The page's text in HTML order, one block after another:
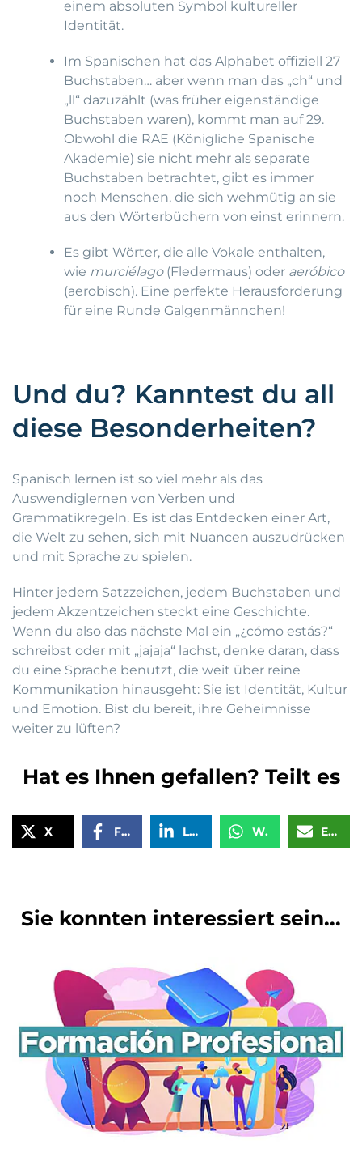
einem absoluten Symbol kultureller
Identität.
Im Spanischen hat das Alphabet offiziell 27
Buchstaben… aber wenn man das „ch“ und
„ll“ dazuzählt (was früher eigenständige
Buchstaben waren), kommt man auf 29.
Obwohl die RAE (Königliche Spanische
Akademie) sie nicht mehr als separate
Buchstaben betrachtet, gibt es immer
noch Menschen, die sich wehmütig an sie
aus den Wörterbüchern von einst erinnern.
Es gibt Wörter, die alle Vokale enthalten,
wie murciélago(Fledermaus) oder aeróbico
(aerobisch). Eine perfekte Herausforderung
für eine Runde Galgenmännchen!
Und du? Kanntest du all
diese Besonderheiten?
Spanisch lernen ist so viel mehr als das
Auswendiglernen von Verben und
Grammatikregeln. Es ist das Entdecken einer Art,
die Welt zu sehen, sich mit Nuancen auszudrücken
und mit Sprache zu spielen.
Hinter jedem Satzzeichen, jedem Buchstaben und
jedem Akzentzeichen steckt eine Geschichte.
Wenn du also das nächste Mal ein „¿cómo estás?“
schreibst oder mit „jajaja“ lachst, denke daran, dass
du eine Sprache benutzt, die weit über reine
Kommunikation hinausgeht: Sie ist Identität, Kultur
und Emotion. Bist du bereit, ihre Geheimnisse
weiter zu lüften?
Hat es Ihnen gefallen? Teilt es
X Facebook LinkedIn WhatsApp Email
Sie konnten interessiert sein...